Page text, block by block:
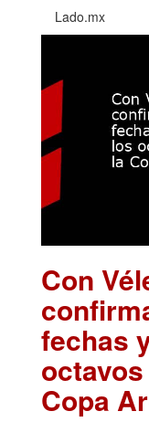
Lado.mx
Con
fechas
Copa